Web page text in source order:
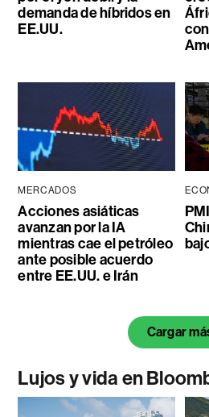
demanda de híbridos en
EE.UU.
MERCADOS
Acciones asiáticas
avanzan por la IA
mientras cae el petróleo
ante posible acuerdo
entre EE.UU. e Irán
Cargar
Lujos y vida en